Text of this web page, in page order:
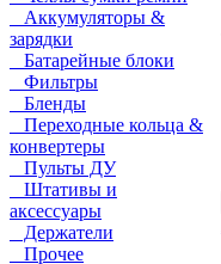
Аккумуляторы &
зарядки
Батарейные блоки
Фильтры
Бленды
Переходные кольца &
конвертеры
Пульты ДУ
Штативы и
аксессуары
Держатели
Прочее